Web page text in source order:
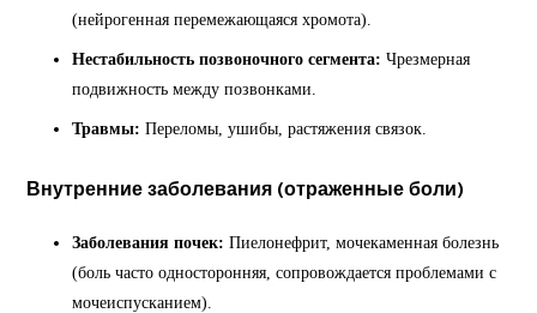
(нейрогенная перемежающаяся хромота).
Нестабильность позвоночного сегмента: Чрезмерная
подвижность между позвонками.
Травмы: Переломы, ушибы, растяжения связок.
Внутренние заболевания (отраженные боли)
Заболевания почек: Пиелонефрит, мочекаменная болезнь
(боль часто односторонняя, сопровождается проблемами с
мочеиспусканием).